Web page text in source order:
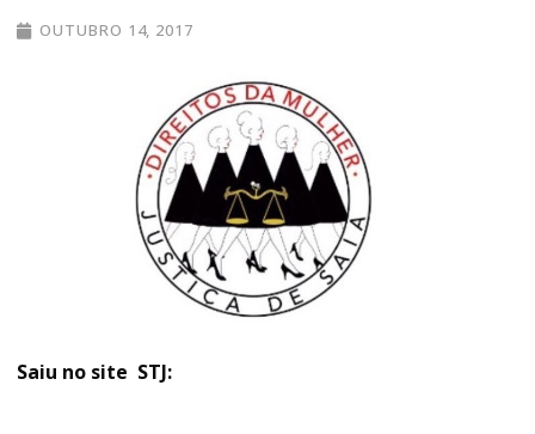
OUTUBRO 14, 2017
Saiu no site STJ: